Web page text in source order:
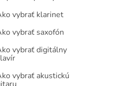
vybrať klarinet
vybrať saxofón
vybrať digitálny
vybrať akustickú